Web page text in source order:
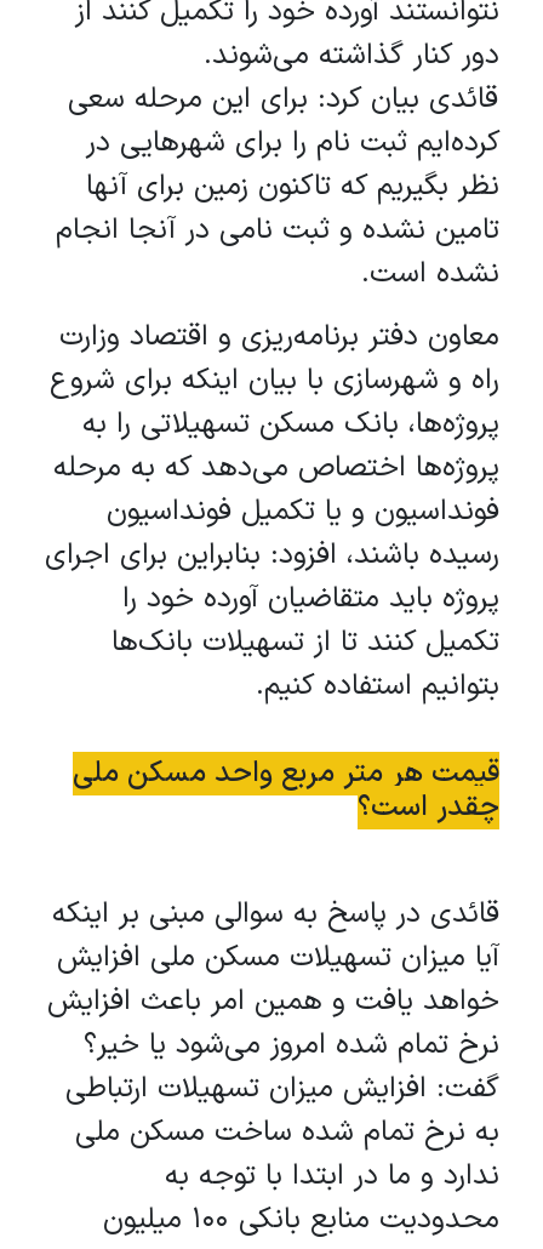
نتوانستند آورده خود را تکمیل کنند از
دور کنار گذاشته می‌شوند.
قائدی بیان کرد: برای این مرحله سعی
کرده‌ایم ثبت نام را برای شهر‌هایی در
نظر بگیریم که تاکنون زمین برای آنها
تامین نشده و ثبت نامی در آنجا انجام
نشده است.
معاون دفتر برنامه‌ریزی و اقتصاد وزارت
راه و شهرسازی با بیان اینکه برای شروع
پروژه‌ها، بانک مسکن تسهیلاتی را به
پروژه‌ها اختصاص می‌دهد که به مرحله
فونداسیون و یا تکمیل فونداسیون
رسیده باشند، افزود: بنابراین برای اجرای
پروژه باید متقاضیان آورده خود را
تکمیل کنند تا از تسهیلات بانک‌ها
بتوانیم استفاده کنیم.
قیمت هر متر مربع واحد مسکن ملی
چقدر است؟
قائدی در پاسخ به سوالی مبنی بر اینکه
آیا میزان تسهیلات مسکن ملی افزایش
خواهد یافت و همین امر باعث افزایش
نرخ تمام شده امروز می‌شود یا خیر؟
گفت: افزایش میزان تسهیلات ارتباطی
به نرخ تمام شده ساخت مسکن ملی
ندارد و ما در ابتدا با توجه به
محدودیت منابع بانکی ۱۰۰ میلیون